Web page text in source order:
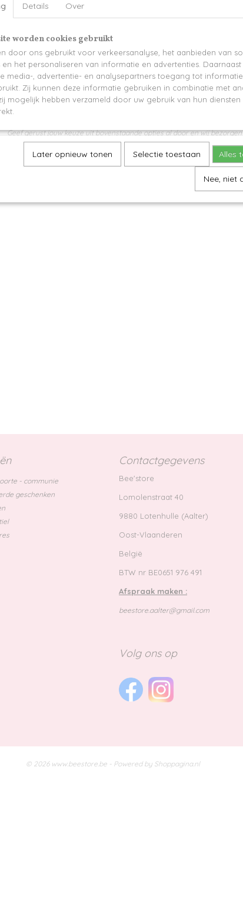
Kunstleer
Hessian
Paisley
Calabria
Shimmer
Smooth Touch
Extra opties personalisatie met UV Printing - Designs of UV Printing -
Geef gerust jouw keuze uit bovenstaande opties al door en wij
Levertijd 7 werkdagen
- communie
geschenken
Contactgegevens
Bee'store
Lomolenstraat 40
9880 Lotenhulle (Aalter)
Oost-Vlaanderen
België
BTW nr BE0651 976 491
Afspraak maken :
beestore.aalter@gmail.com
Volg ons op
© 2026 www.beestore.be - Powered by Shoppagina.nl
Details Over
worden cookies gebruikt
door ons gebruikt voor verkeersanalyse, het aanbieden van
het personaliseren van informatie en advertenties.
media-, advertentie- en analysepartners toegang tot
Zij kunnen deze informatie gebruiken in combinatie met
mogelijk hebben verzameld door uw gebruik van hun
Later opnieuw tonen Selectie toestaan Alles
Nee, niet